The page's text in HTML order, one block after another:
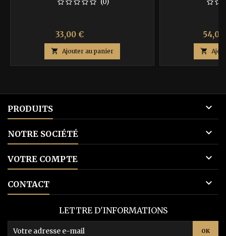
Prix
33,00 €
base
 Ajouter au panier
Prix

PRODUITS 
NOTRE SOCIÉTÉ 
VOTRE COMPTE 
CONTACT 
LETTRE D'INFORMATIONS